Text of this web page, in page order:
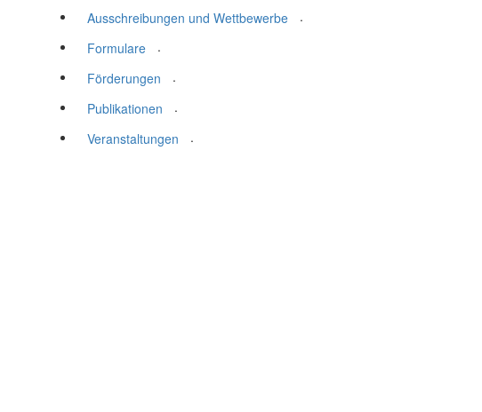
Ausschreibungen und Wettbewerbe
.
Formulare
.
Förderungen
.
Publikationen
.
Veranstaltungen
.